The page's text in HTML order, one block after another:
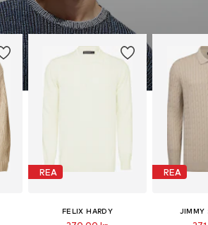
REA
FELIX HARDY
REA
JIMMY